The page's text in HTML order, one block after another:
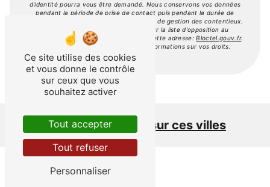
d'identité pourra vous être demandé. Nous conservons vos données
pendant la période de prise de contact puis pendant la durée de
prescription légale aux fins probatoires et de gestion des contentieux.
Vous avez le droit de vous inscrire sur la liste d'opposition au
démarchage téléphonique, disponible à cette adresse:Bloctel.gouv.fr.
Consultez le site cnil.fr pour plus d’informations sur vos droits.
Nous intervenons sur ces villes
Ce site utilise des cookies
et vous donne le contrôle
sur ceux que vous
souhaitez activer
Tout accepter
Tout refuser
Personnaliser